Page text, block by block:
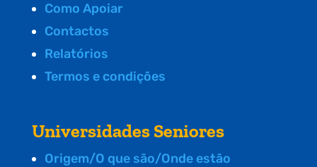
Como Apoiar
Contactos
Relatórios
Termos e condições
Universidades Seniores
Origem/O que são/Onde estão